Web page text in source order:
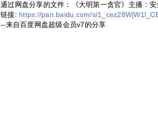
通过网盘分享的文件：《大明第一贪官》主播：
链接: https://pan.baidu.com/s/
--来自百度网盘超级会员v7的分享